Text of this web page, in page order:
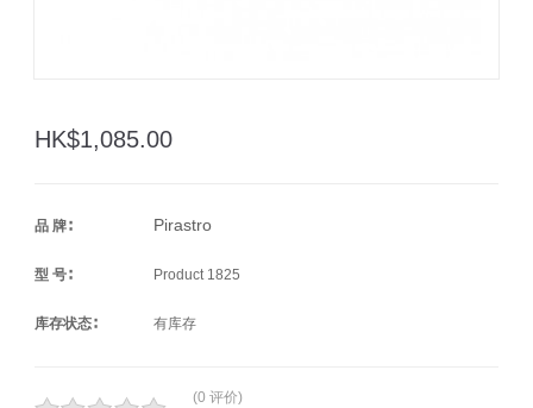
HK$1,085.00
品 牌∶ Pirastro
型 号∶ Product 1825
库存状态∶ 有库存
(0 评价)